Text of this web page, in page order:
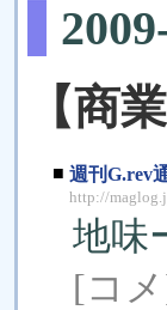
【商業
■ 週刊G.rev
http://
地味
[コ